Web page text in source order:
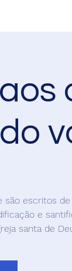
são escritos
e
santa de